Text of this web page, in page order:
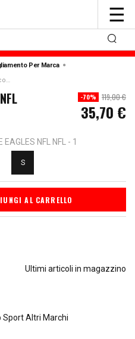
☰
Per Marca
Giaccone Verde Eagles Nfl
-70% 119,00 €
35,70 €
S
AL CARRELLO
Ultimi articoli in magazzino
Altri Marchi